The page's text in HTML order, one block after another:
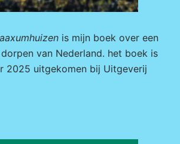
is mijn boek over een
van Nederland. het boek is
2025 uitgekomen bij Uitgeverij